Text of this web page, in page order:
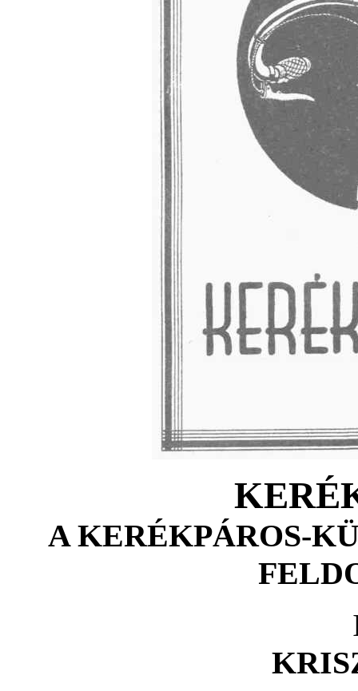
A KERÉKPÁROS-